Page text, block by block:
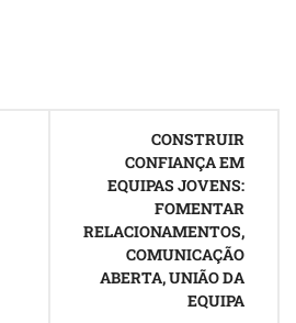
CONSTRUIR
CONFIANÇA EM
EQUIPAS JOVENS:
FOMENTAR
RELACIONAMENTOS,
COMUNICAÇÃO
ABERTA, UNIÃO DA
EQUIPA